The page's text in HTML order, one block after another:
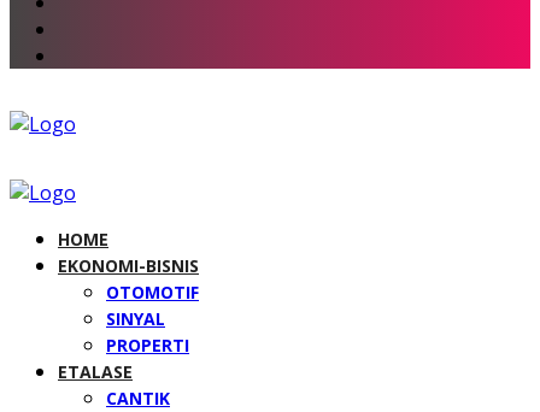
HOME
EKONOMI-BISNIS
OTOMOTIF
SINYAL
PROPERTI
ETALASE
CANTIK